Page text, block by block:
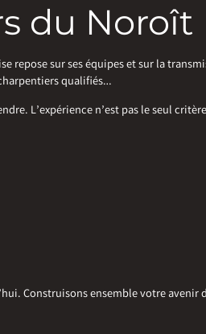
du Noroît
repose sur ses équipes et sur la
qualifiés…
L’expérience n’est pas le seul
Construisons ensemble votre avenir